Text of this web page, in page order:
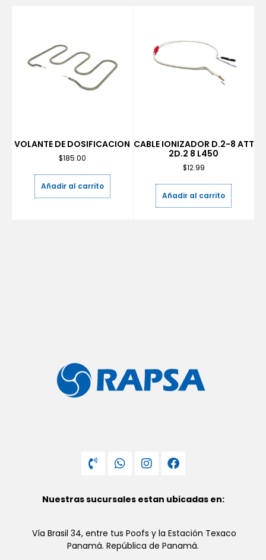
VOLANTE DE DOSIFICACION
$185.00
Añadir al carrito
CABLE IONIZADOR D.2-8 ATT
2D.2 8 L450
$12.99
Añadir al carrito
Nuestras sucursales estan ubicadas en:
Vía Brasil 34, entre tus Poofs y la Estación Texaco
Panamá. República de Panamá.